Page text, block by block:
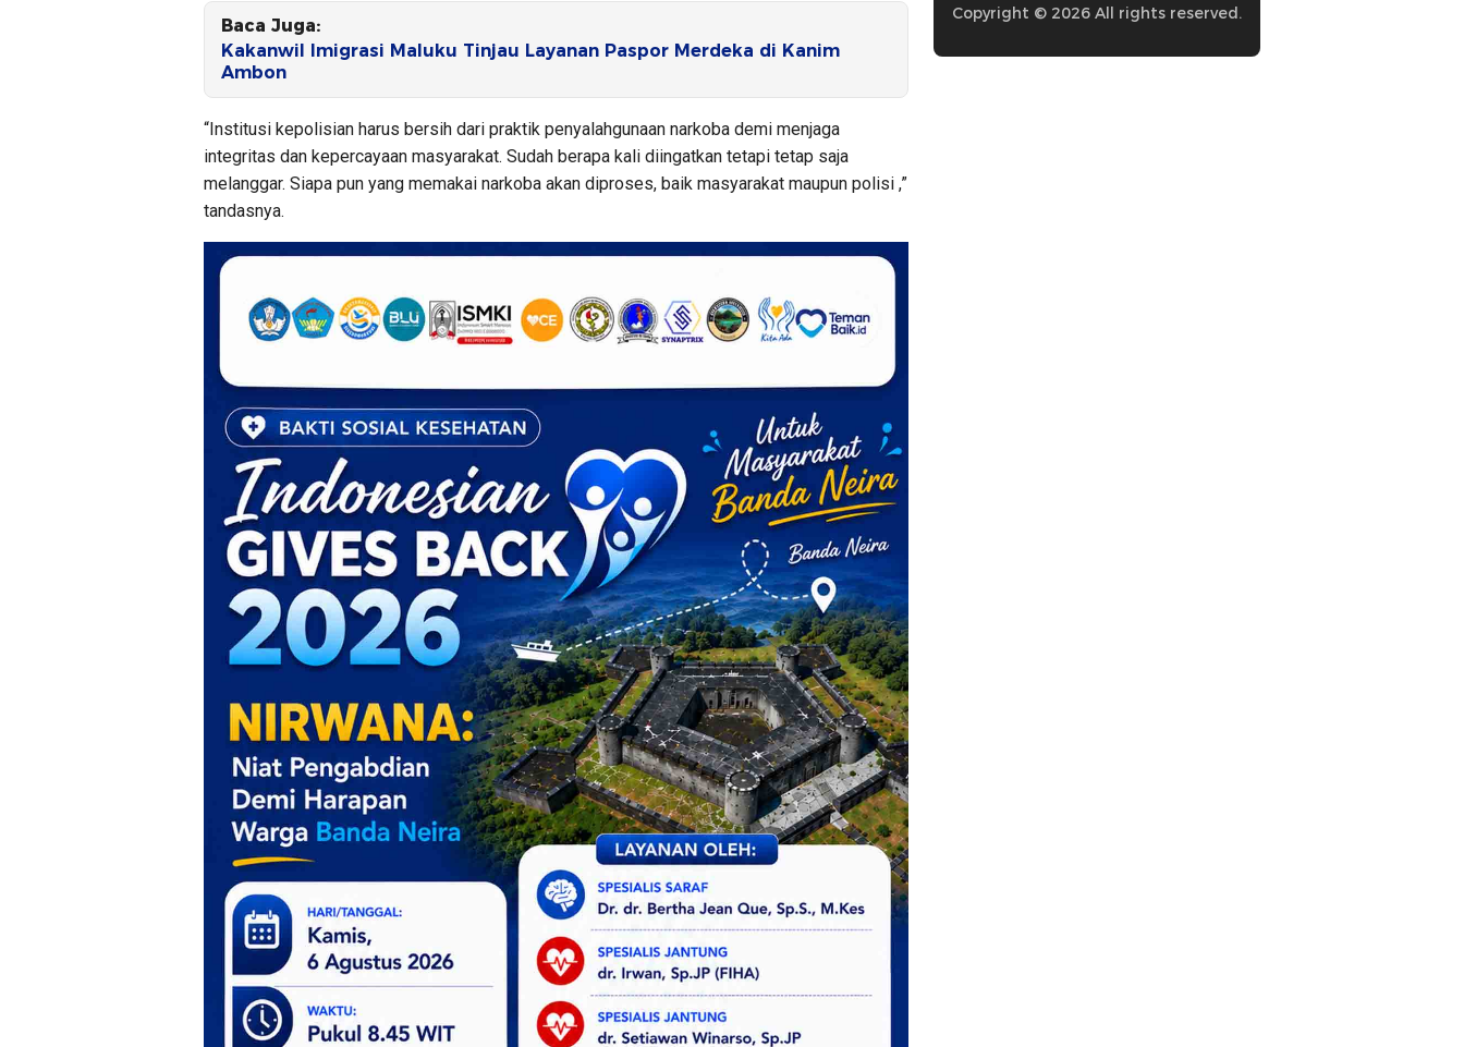
Baca Juga:
Kakanwil Imigrasi Maluku Tinjau Layanan Paspor Merdeka di Kanim
Ambon
“Institusi kepolisian harus bersih dari praktik penyalahgunaan narkoba demi menjaga
integritas dan kepercayaan masyarakat. Sudah berapa kali diingatkan tetapi tetap saja
melanggar. Siapa pun yang memakai narkoba akan diproses, baik masyarakat maupun polisi ,”
tandasnya.
Copyright © 2026 All rights reserved.